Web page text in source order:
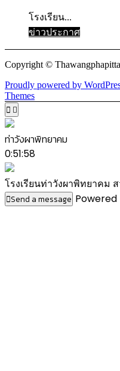
โรงเรียน...
ข่าวประกาศ
Copyright ©
Proudly powered by
Themes
ท่าวังผาพิทยาคม
0:51:58
โรงเรียนท่าวังผาพิทยาคม
Send a message Powered